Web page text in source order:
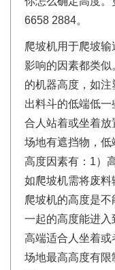
6658 2884。
爬坡机用于爬坡输
影响的因素都类
的机器高度，如
出料斗的低端低
合人站着或坐着放
场地有遮挡物，
高度因素有：1）
如爬坡机需将废
爬坡机的高度是
一起的高度能进入
高端适合人坐着或
场地最高高度有